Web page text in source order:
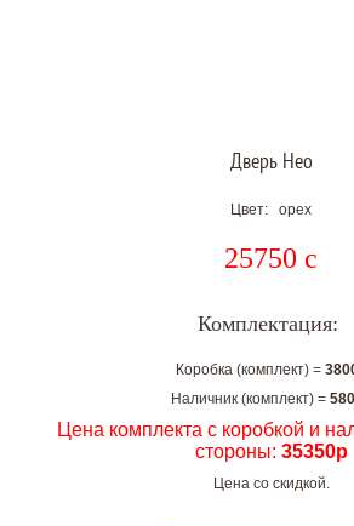
Дверь Нео
Цвет: орех
25750 c
Комплектация:
Коробка (комплект) =
Наличник (комплект) =
Цена комплекта с коробкой и
стороны: 35350р
Цена со скидкой.